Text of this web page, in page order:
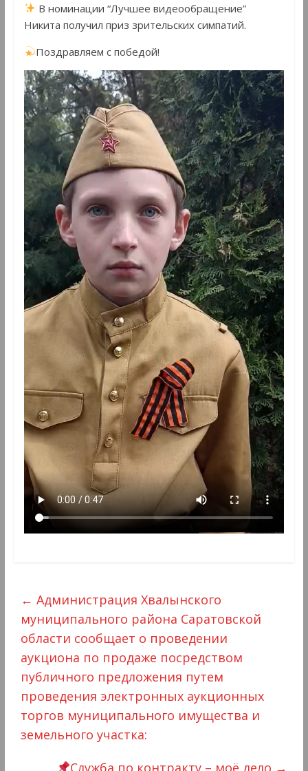
В номинации “Лучшее видеообращение”
Никита получил приз зрительских симпатий.
Поздравляем с победой!
← Администрация Хвалынского
муниципального района Саратовской
области сообщает о проведении
аукциона по продаже посредством
публичного предложения путем
проведения электронных аукционных
торгов муниципального имущества и
земельного участка: